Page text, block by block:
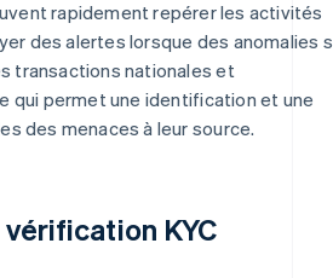
rapidement repérer les activités
des alertes lorsque des anomalies
transactions nationales et
qui permet une identification et une
des menaces à leur source.
KYC